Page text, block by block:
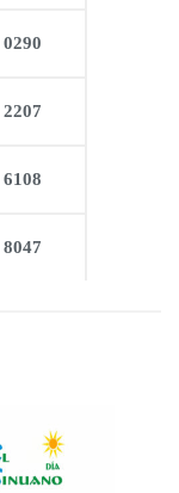
0290
2207
6108
8047